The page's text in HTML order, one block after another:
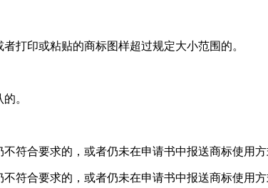
打印或粘贴的商标图样超过规定大小范围的。
。
符合要求的，或者仍未在申请书中报送商标使用方
符合要求的，或者仍未在申请书中报送商标使用